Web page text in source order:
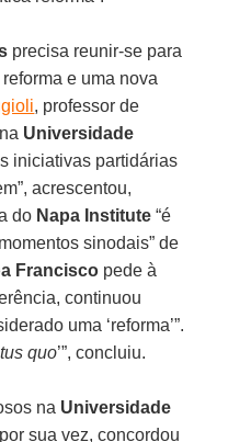
precisa reunir-se para
e uma nova
, professor de
Universidade
iniciativas partidárias
acrescentou,
do Napa Institute “é
sinodais” de
Francisco pede à
continuou
uma ‘reforma’”.
quo’”, concluiu.
na Universidade
sua vez, concordou